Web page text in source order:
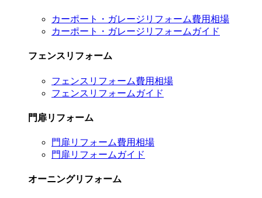
カーポート・ガレージリフォーム費用相場
カーポート・ガレージリフォームガイド
フェンスリフォーム
フェンスリフォーム費用相場
フェンスリフォームガイド
門扉リフォーム
門扉リフォーム費用相場
門扉リフォームガイド
オーニングリフォーム